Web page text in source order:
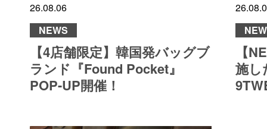
26.08.06
NEWS
【4店舗限定】韓国発バッグブ
ランド『Found Pocket』
POP-UP開催！
【
施し